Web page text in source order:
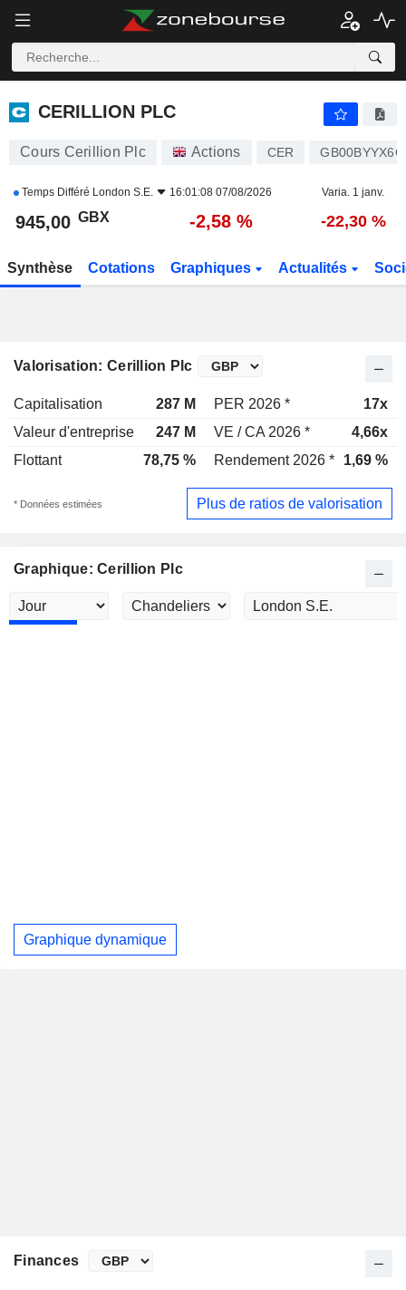
CERILLION PLC
CERILLION PLC
Cours Cerillion Plc Actions CER
Temps Différé London S.E. 16:01:08 07/08/2026 Varia. 1 janv.
945,00 GBX -2,58 % -22,30 %
Synthèse Cotations Graphiques Actualités
Valorisation: Cerillion Plc
Capitalisation 287 M PER 2026 *
17x
Valeur d'entreprise
247 M VE / CA 2026 *
4,66x
Flottant
78,75 % Rendement 2026 * 1,69 %
* Données estimées Plus de ratios de valorisation
Graphique: Cerillion Plc
Graphique dynamique
Finances